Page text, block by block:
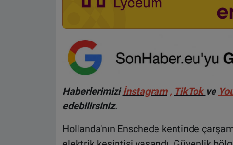
Haberlerimiziİnstagram , TikTok ve
edebilirsiniz.
Hollanda'nın Enschede kentinde